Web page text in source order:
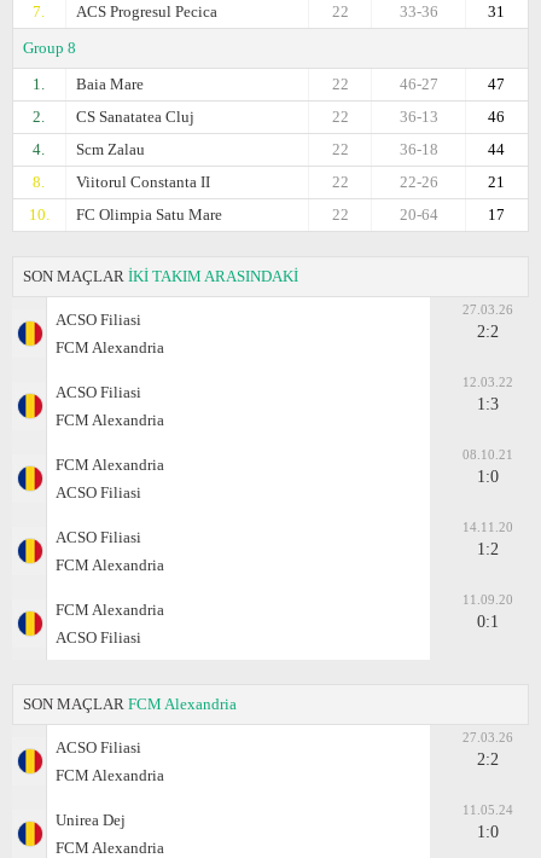
7.
ACS Progresul Pecica 31
33-36
22
Group 8
1.
Baia Mare 47
46-27
22
2.
CS Sanatatea Cluj 46
36-13
22
4.
Scm Zalau 44
36-18
22
8.
Viitorul Constanta II 21
22-26
22
10.
FC Olimpia Satu Mare 17
20-64
22
SON MAÇLAR İKİ TAKIM ARASINDAKİ
ACSO Filiasi
FCM Alexandria
27.03.26
2:2
ACSO Filiasi
FCM Alexandria
12.03.22
1:3
FCM Alexandria
ACSO Filiasi
08.10.21
1:0
ACSO Filiasi
FCM Alexandria
14.11.20
1:2
FCM Alexandria
ACSO Filiasi
11.09.20
0:1
SON MAÇLAR FCM Alexandria
ACSO Filiasi
FCM Alexandria
27.03.26
2:2
Unirea Dej
FCM Alexandria
11.05.24
1:0